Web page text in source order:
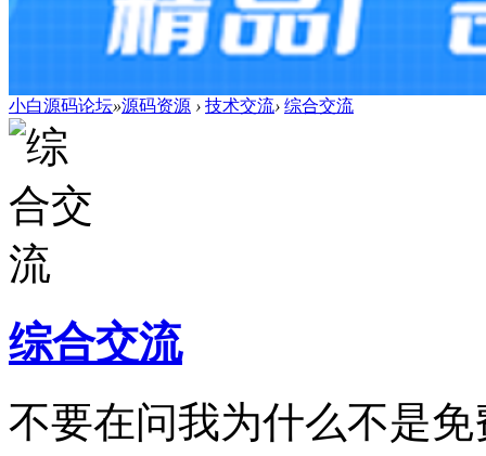
小白源码论坛»源码资源 › 技术交流› 综合交流
综合交流
不要在问我为什么不是